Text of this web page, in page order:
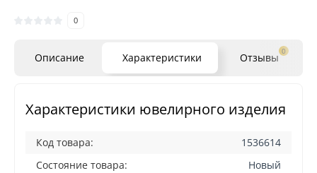
0
Описание Характеристики Отзывы 0
Характеристики ювелирного изделия
Код товара:
1536614
Состояние товара:
Новый